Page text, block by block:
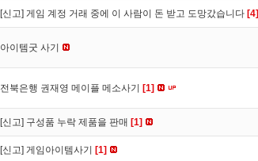
[신고] 게임 계정 거래 중에 이 사람이 돈 받고 도망갔습니다 [4]
아이템굿 사기
전북은행 권재영 메이플 메소사기 [1]
[신고] 구성품 누락 제품을 판매 [1]
[신고] 게임아이템사기 [1]